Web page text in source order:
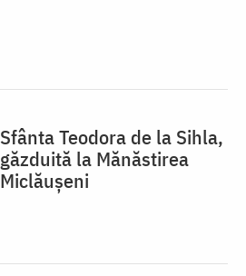
Sfânta Teodora de la Sihla,
găzduită la Mănăstirea
Miclăușeni